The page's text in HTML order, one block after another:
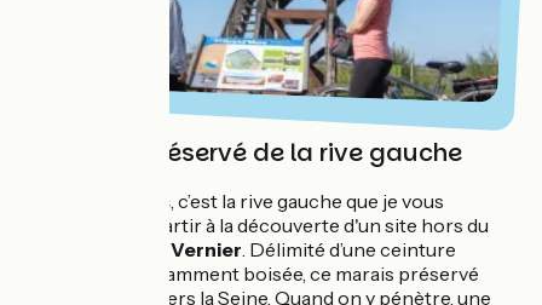
Le monde préservé de la rive gauche
Jumièges, c’est la rive gauche que je vous
conseille pour partir à la découverte d'un site hors du
marais Vernier. Délimité d’une ceinture
rocheuse abondamment boisée, ce marais préservé
s’ouvre au nord vers la Seine. Quand on y pénètre, une